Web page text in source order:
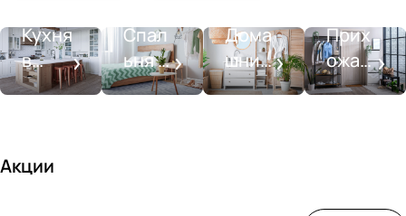
Кухня
в
стиле
Спал
ьня в
совре
Дома
шний
SPA-
Прих
ожая
со
Акции